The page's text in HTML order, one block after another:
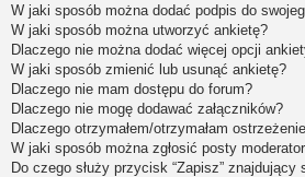
W jaki sposób można dodać podpis do
W jaki sposób można utworzyć ankietę?
Dlaczego nie można dodać więcej opcji
W jaki sposób zmienić lub usunąć ankietę?
Dlaczego nie mam dostępu do forum?
Dlaczego nie mogę dodawać załączników?
Dlaczego otrzymałem/otrzymałam
W jaki sposób można zgłosić posty
Do czego służy przycisk “Zapisz” znajdujący